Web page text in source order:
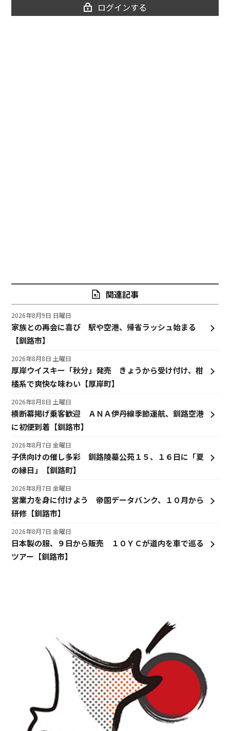
ログインする
関連記事
家族との再会に喜び 駅や空港、帰省ラッシュ始まる
【釧路市】
2026年8月9日 日曜日
厚岸ウイスキー「秋分」発売 きょうから受け付け、柑
橘系で爽快な味わい【厚岸町】
2026年8月8日 土曜日
横断幕掲げ乗客歓迎 ＡＮＡ伊丹線季節運航、釧路空港
に初便到着【釧路市】
2026年8月8日 土曜日
子供向けの催し多彩 釧路陵墓公苑１５、１６日に「夏
の縁日」【釧路町】
2026年8月7日 金曜日
営業力を身に付けよう 帝国データバンク、１０月から
研修【釧路市】
2026年8月7日 金曜日
日本製の服、９日から販売 １０ＹＣが道内を車で巡る
ツアー【釧路市】
2026年8月7日 金曜日